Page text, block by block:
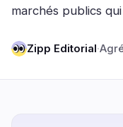
Classements
marchés publics
Zipp Editorial·